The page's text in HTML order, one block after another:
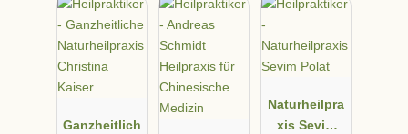
Ganzheitlich
Naturheilpra
xis Sevim